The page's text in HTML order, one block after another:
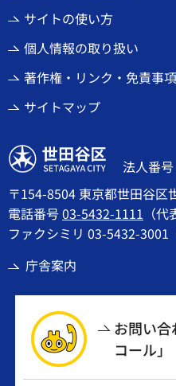
サイトの使い方
個人情報の取り扱い
著作権・リンク・免責事項
サイトマップ
世田谷区
法人番
〒154-8504 東京都世田谷区
電話番号03-5432-1111 （代
ファクシミリ 03-5432-3001
庁舎案内
お問い
コール」